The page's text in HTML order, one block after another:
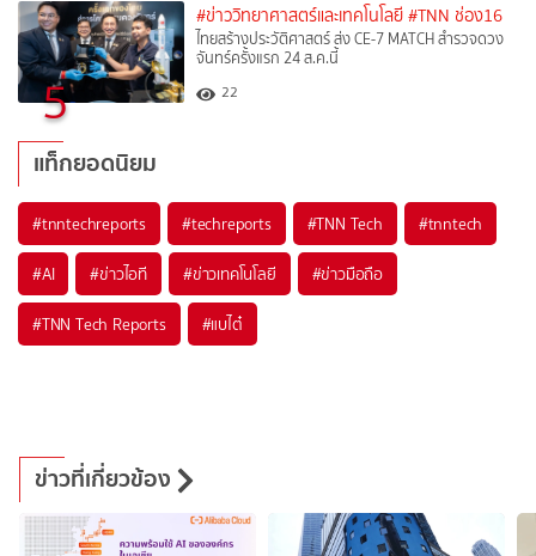
5
#ข่าววิทยาศาสตร์และเทคโนโลยี #TNN ช่อง16
ไทยสร้างประวัติศาสตร์ ส่ง CE-7 MATCH สำรวจดวง
จันทร์ครั้งแรก 24 ส.ค.นี้
22
แท็กยอดนิยม
#tnntechreports #techreports #TNN Tech #tnntech
#AI #ข่าวไอที #ข่าวเทคโนโลยี #ข่าวมือถือ
#TNN Tech Reports #แบไต๋
ข่าวที่เกี่ยวข้อง